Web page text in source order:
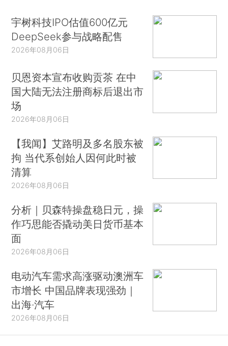
宇树科技IPO估值600亿元
DeepSeek参与战略配售
2026年08月06日
贝恩资本宣布收购贡茶 在中
国大陆无法注册商标后退出市
场
2026年08月06日
【我闻】艾路明及多名股东被
拘 当代系创始人因何此时被
清算
2026年08月06日
分析｜贝森特操盘稳日元，操
作巧思能否撬动美日货币基本
面
2026年08月06日
电动汽车需求高涨驱动澳洲车
市增长 中国品牌表现强劲｜
出海·汽车
2026年08月06日